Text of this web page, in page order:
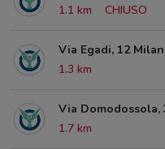
1.1 km
CHIUSO
Via Egadi, 12
1.3 km
Via Domodossola,
1.7 km